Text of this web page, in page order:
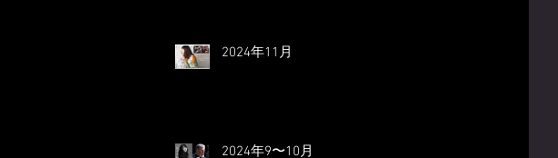
2024年11月
2024年9〜10月